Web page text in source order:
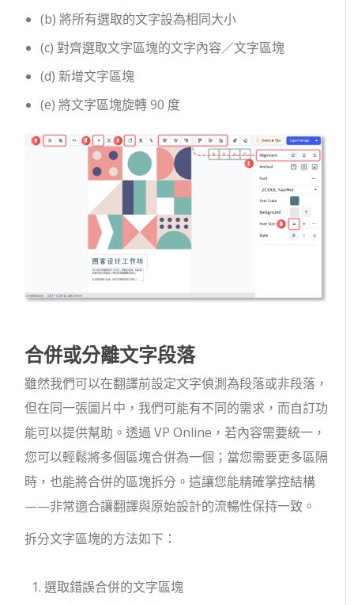
(b) 將所有選取的文字設為相同大小
(c) 對齊選取文字區塊的文字內容／文字區塊
(d) 新增文字區塊
(e) 將文字區塊旋轉 90 度
合併或分離文字段落
雖然我們可以在翻譯前設定文字偵測為段落或非段落，
但在同一張圖片中，我們可能有不同的需求，而自訂功
能可以提供幫助。透過 VP Online，若內容需要統一，
您可以輕鬆將多個區塊合併為一個；當您需要更多區隔
時，也能將合併的區塊拆分。這讓您能精確掌控結構
——非常適合讓翻譯與原始設計的流暢性保持一致。
拆分文字區塊的方法如下：
選取錯誤合併的文字區塊